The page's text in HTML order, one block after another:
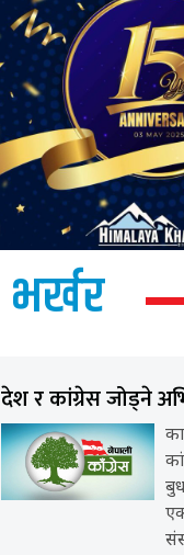
भर्खर
देश र कांग्रेस जोड्ने